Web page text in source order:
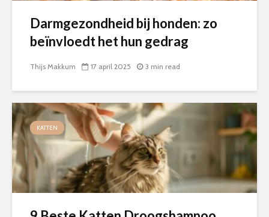
Darmgezondheid bij honden: zo
beïnvloedt het hun gedrag
Thijs Makkum 17 april 2025 3 min read
KATTEN